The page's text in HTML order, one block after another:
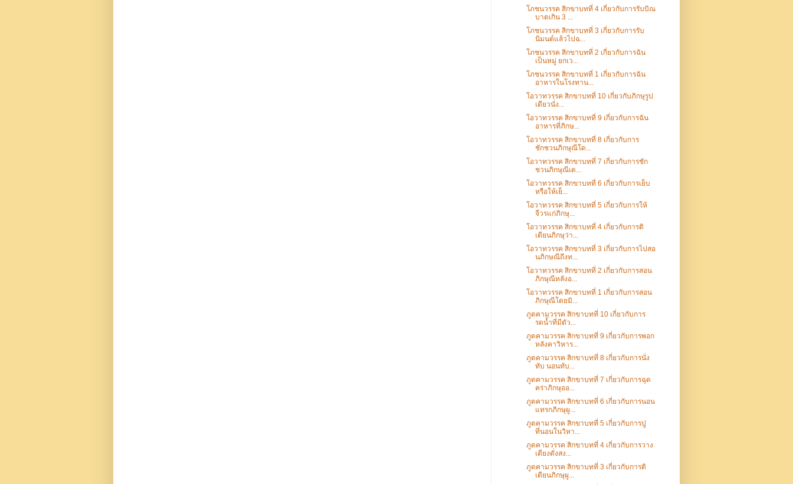
โภชนวรรค สิกขาบทที่ 4 เกี่ยวกับการรับบิณ
บาตเกิน 3 ...
โภชนวรรค สิกขาบทที่ 3 เกี่ยวกับการรับ
นิมนต์แล้วไปฉ...
โภชนวรรค สิกขาบทที่ 2 เกี่ยวกับการฉัน
เป็นหมู่ ยกเว...
โภชนวรรค สิกขาบทที่ 1 เกี่ยวกับการฉัน
อาหารในโรงทาน...
โอวาทวรรค สิกขาบทที่ 10 เกี่ยวกับภิกษุรูป
เดียวนั่ง...
โอวาทวรรค สิกขาบทที่ 9 เกี่ยวกับการฉัน
อาหารที่ภิกษ...
โอวาทวรรค สิกขาบทที่ 8 เกี่ยวกับการ
ชักชวนภิกษุณีโด...
โอวาทวรรค สิกขาบทที่ 7 เกี่ยวกับการชัก
ชวนภิกษุณีเด...
โอวาทวรรค สิกขาบทที่ 6 เกี่ยวกับการเย็บ
หรือให้เย็...
โอวาทวรรค สิกขาบทที่ 5 เกี่ยวกับการให้
จีวรแก่ภิกษุ...
โอวาทวรรค สิกขาบทที่ 4 เกี่ยวกับการติ
เตียนภิกษุว่า...
โอวาทวรรค สิกขาบทที่ 3 เกี่ยวกับการไปสอ
นภิกษณีถึงท...
โอวาทวรรค สิกขาบทที่ 2 เกี่ยวกับการสอน
ภิกษุณีหลังอ...
โอวาทวรรค สิกขาบทที่ 1 เกี่ยวกับการสอน
ภิกษุณีโดยมิ...
ภูตคามวรรค สิกขาบทที่ 10 เกี่ยวกับการ
รดน้ำที่มีตัว...
ภูตคามวรรค สิกขาบทที่ 9 เกี่ยวกับการพอก
หลังคาวิหาร...
ภูตคามวรรค สิกขาบทที่ 8 เกี่ยวกับการนั่ง
ทับ นอนทับ...
ภูตคามวรรค สิกขาบทที่ 7 เกี่ยวกับการฉุด
คร่าภิกษุออ...
ภูตคามวรรค สิกขาบทที่ 6 เกี่ยวกับการนอน
แทรกภิกษุผู...
ภูตคามวรรค สิกขาบทที่ 5 เกี่ยวกับการปู
ที่นอนในวิหา...
ภูตคามวรรค สิกขาบทที่ 4 เกี่ยวกับการวาง
เตียงตั่งสง...
ภูตคามวรรค สิกขาบทที่ 3 เกี่ยวกับการติ
เตียนภิกษุผู...